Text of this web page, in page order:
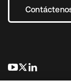
se abre en
se abre en